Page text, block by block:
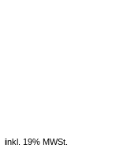
inkl. 19% MWSt.